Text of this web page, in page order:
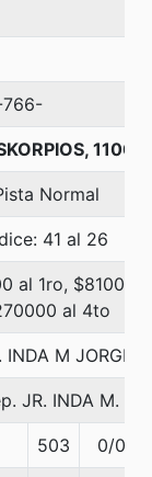
1100
Normal
41 al 26
al 1ro,
al 4to
M JORGE
JR. INDA M.
503 0/0